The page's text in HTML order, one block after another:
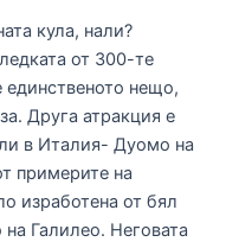
кула, нали?
от 300-те
нещо,
Друга атракция е
в Италия- Дуомо на
примерите на
изработена от бял
Галилео. Неговата